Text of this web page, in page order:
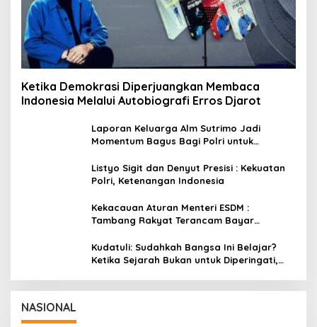
Ketika Demokrasi Diperjuangkan Membaca
Indonesia Melalui Autobiografi Erros Djarot
Laporan Keluarga Alm Sutrimo Jadi
Momentum Bagus Bagi Polri untuk
Membongkar Kasus Febrie
Listyo Sigit dan Denyut Presisi : Kekuatan
Polri, Ketenangan Indonesia
Kekacauan Aturan Menteri ESDM :
Tambang Rakyat Terancam Bayar
Kudatuli: Sudahkah Bangsa Ini Belajar?
Ketika Sejarah Bukan untuk Diperingati,
NASIONAL